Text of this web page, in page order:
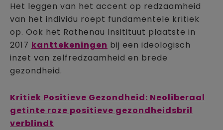
Het leggen van het accent op redzaamheid
van het individu roept fundamentele kritiek
op. Ook het Rathenau Insitituut plaatste in
2017 kanttekeningen bij een ideologisch
inzet van zelfredzaamheid en brede
gezondheid.
Kritiek Positieve Gezondheid: Neoliberaal
getinte roze positieve gezondheidsbril
verblindt